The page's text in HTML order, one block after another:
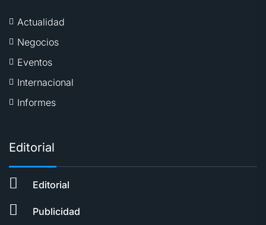
Actualidad
Negocios
Eventos
Internacional
Informes
Editorial
Editorial
Publicidad